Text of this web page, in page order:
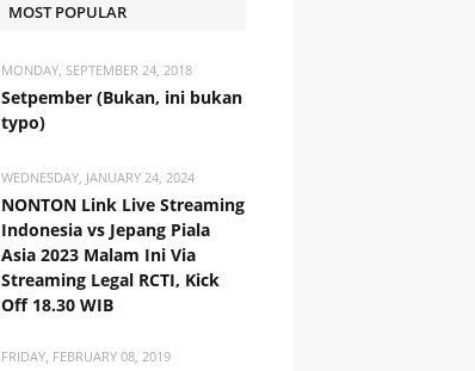
MOST POPULAR
MONDAY, SEPTEMBER 24, 2018
Setpember (Bukan, ini bukan
typo)
WEDNESDAY, JANUARY 24, 2024
NONTON Link Live Streaming
Indonesia vs Jepang Piala
Asia 2023 Malam Ini Via
Streaming Legal RCTI, Kick
Off 18.30 WIB
FRIDAY, FEBRUARY 08, 2019